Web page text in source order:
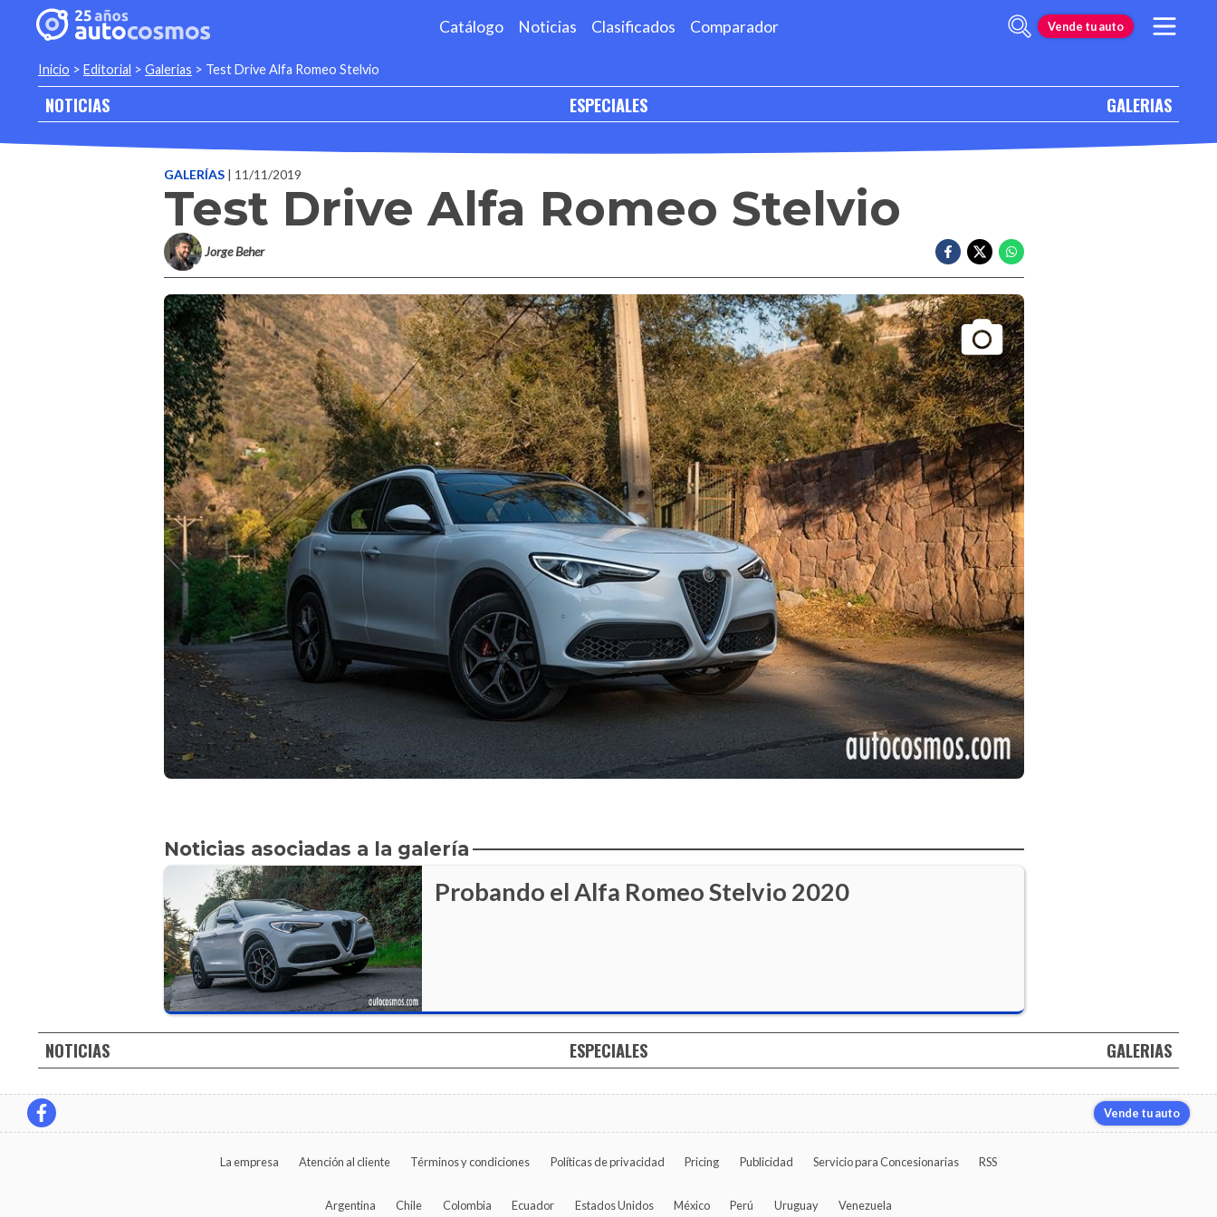
Catálogo Noticias Clasificados Comparador Vende tu auto
Inicio > Editorial > Galerias > Test Drive Alfa Romeo Stelvio
NOTICIAS ESPECIALES GALERIAS
GALERÍAS | 11/11/2019
Test Drive Alfa Romeo Stelvio
Jorge Beher
Noticias asociadas a la galería
Probando el Alfa Romeo Stelvio 2020
NOTICIAS ESPECIALES GALERIAS
Vende tu auto
La empresa Atención al cliente Términos y condiciones Políticas de privacidad Pricing Publicidad Servicio para Concesionarias RSS
Argentina Chile Colombia Ecuador Estados Unidos México Perú Uruguay Venezuela